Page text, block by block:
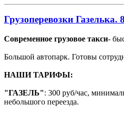
Грузоперевозки Газелька.
Современное грузовое такси-
Большой автопарк. Готовы
НАШИ ТАРИФЫ:
"ГАЗЕЛЬ": 300 руб/час,
небольшого переезда.